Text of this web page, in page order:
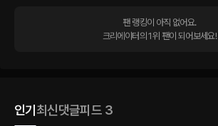
팬 랭킹이 아직 없어요.
크리에이터의 1위 팬이 되어보세요!
인기 최신댓글피드 3